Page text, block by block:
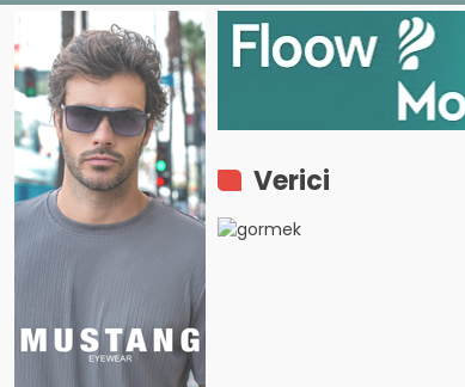
Verici